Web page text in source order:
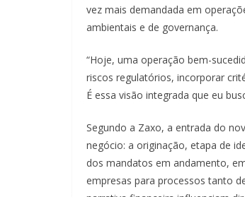
vez mais demandada em
ambientais e de governança.
“Hoje, uma operação bem-
riscos regulatórios, incorporar
É essa visão integrada que eu
Segundo a Zaxo, a entrada do
negócio: a originação, etapa de
dos mandatos em andamento,
empresas para processos tanto